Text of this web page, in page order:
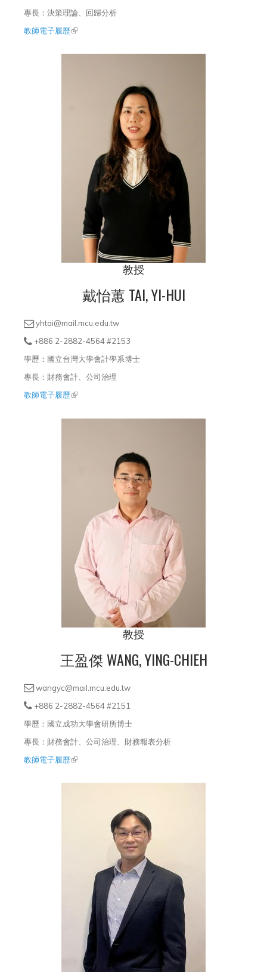
專長：決策理論、回歸分析
教師電子履歷(link is external)
教授
戴怡蕙 TAI, YI-HUI
yhtai@mail.mcu.edu.tw
+886 2-2882-4564 #2153
學歷：國立台灣大學會計學系博士
專長：財務會計、公司治理
教師電子履歷(link is external)
教授
王盈傑 WANG, YING-CHIEH
wangyc@mail.mcu.edu.tw
+886 2-2882-4564 #2151
學歷：國立成功大學會研所博士
專長：財務會計、公司治理、財務報表分析
教師電子履歷(link is external)